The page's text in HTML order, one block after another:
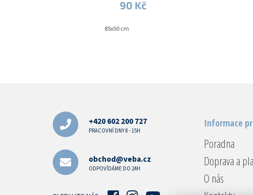
90 Kč
85x50 cm
+420 602 200 727
PRACOVNÍ DNY 8 - 15H
obchod@veba.cz
ODPOVÍDÁME DO 24H
Informace
Poradna
Doprava a
O nás